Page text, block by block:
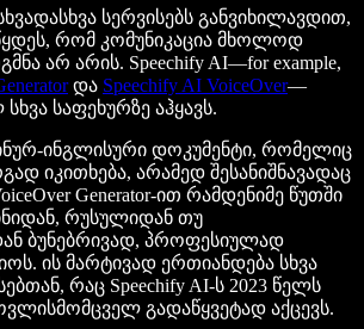
სერვისებს განვიხილავდით,
რომ კომუნიკაცია მხოლოდ
არ არის. Speechify AI—for example,
და Speechify AI VoiceOver—
საფეხურზე აჰყავს.
ინგლისური დოკუმენტი, რომელიც
იკითხება, არამედ შესანიშნავადაც
Generator-ით რამდენიმე წუთში
რუსულიდან თუ
ბუნებრივად, პროფესიულად
ის მარტივად ერთიანდება სხვა
რაც Speechify AI-ს 2023 წელს
გადაწყვეტად აქცევს.